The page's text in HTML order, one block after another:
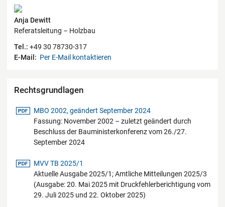
Kontaktdaten
Anja Dewitt
Referatsleitung – Holzbau
Tel.: +49 30 78730-317
E-Mail: Per E-Mail kontaktieren
Rechtsgrundlagen
pdf-Datei
MBO 2002, geändert September 2024
Fassung: November 2002 – zuletzt geändert durch
Beschluss der Bauministerkonferenz vom 26./27.
September 2024
pdf-Datei
MVV TB 2025/1
Aktuelle Ausgabe 2025/1; Amtliche Mitteilungen 2025/3
(Ausgabe: 20. Mai 2025 mit Druckfehlerberichtigung vom
29. Juli 2025 und 22. Oktober 2025)